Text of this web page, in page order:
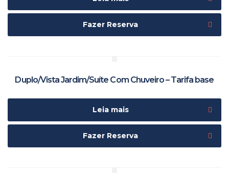
Fazer Reserva
Duplo/Vista Jardim/Suíte Com Chuveiro – Tarifa base
Leia mais
Fazer Reserva